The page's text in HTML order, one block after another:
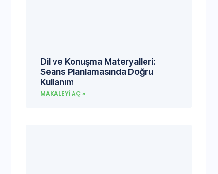
Dil ve Konuşma Materyalleri:
Seans Planlamasında Doğru
Kullanım
MAKALEYI AÇ »